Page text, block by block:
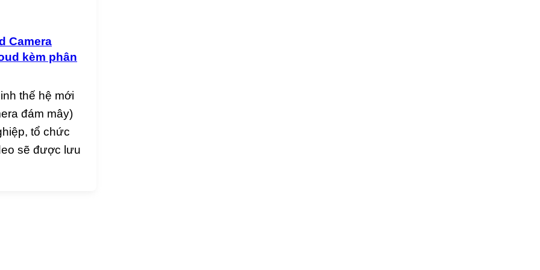
Camera
kèm phân
thế hệ mới
đám mây)
tổ chức
sẽ được lưu